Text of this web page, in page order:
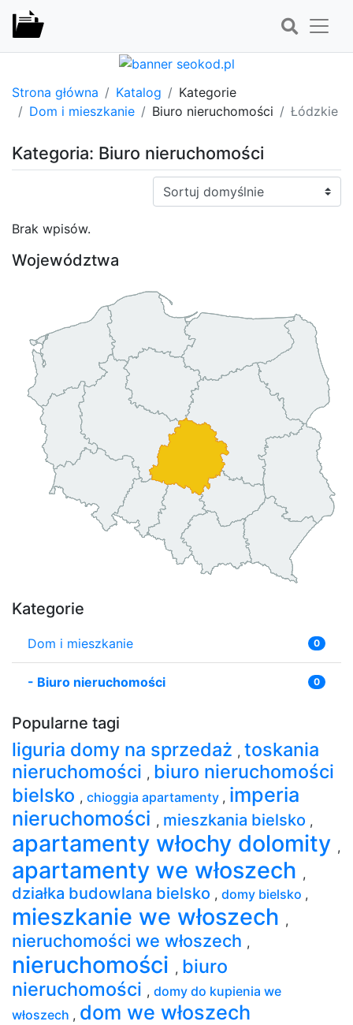
Strona główna Katalog
Kategorie
Dom i mieszkanie
Biuro nieruchomości Łódzkie
Kategoria: Biuro nieruchomości
Sortuj:
Brak wpisów.
Województwa
Kategorie
Dom i mieszkanie 0
- Biuro nieruchomości 0
Popularne tagi
liguria domy na sprzedaż , toskania
nieruchomości , biuro nieruchomości
bielsko , chioggia apartamenty , imperia
nieruchomości , mieszkania bielsko ,
apartamenty włochy dolomity ,
apartamenty we włoszech ,
działka budowlana bielsko , domy bielsko ,
mieszkanie we włoszech ,
nieruchomości we włoszech ,
nieruchomości , biuro
nieruchomości , domy do kupienia we
włoszech , dom we włoszech